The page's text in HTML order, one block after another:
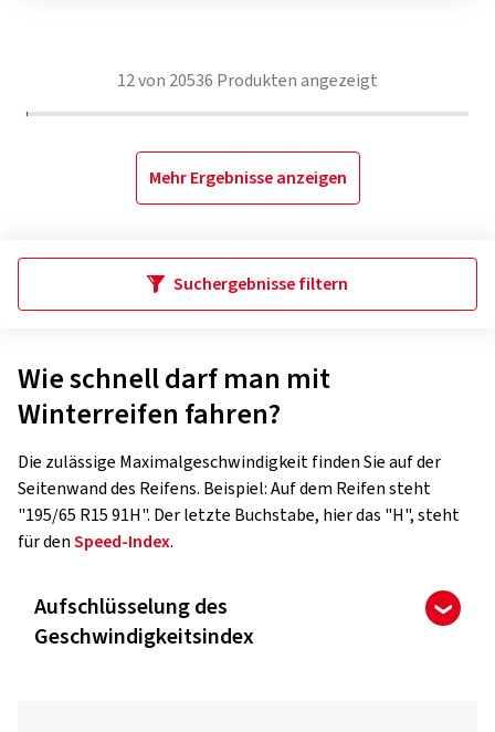
12von 20536 Produkten angezeigt
Mehr Ergebnisse anzeigen
Suchergebnisse filtern
Wie schnell darf man mit
Winterreifen fahren?
Die zulässige Maximalgeschwindigkeit finden Sie auf der
Seitenwand des Reifens. Beispiel: Auf dem Reifen steht
"195/65 R15 91H". Der letzte Buchstabe, hier das "H", steht
für denSpeed-Index.
Aufschlüsselung des
Geschwindigkeitsindex